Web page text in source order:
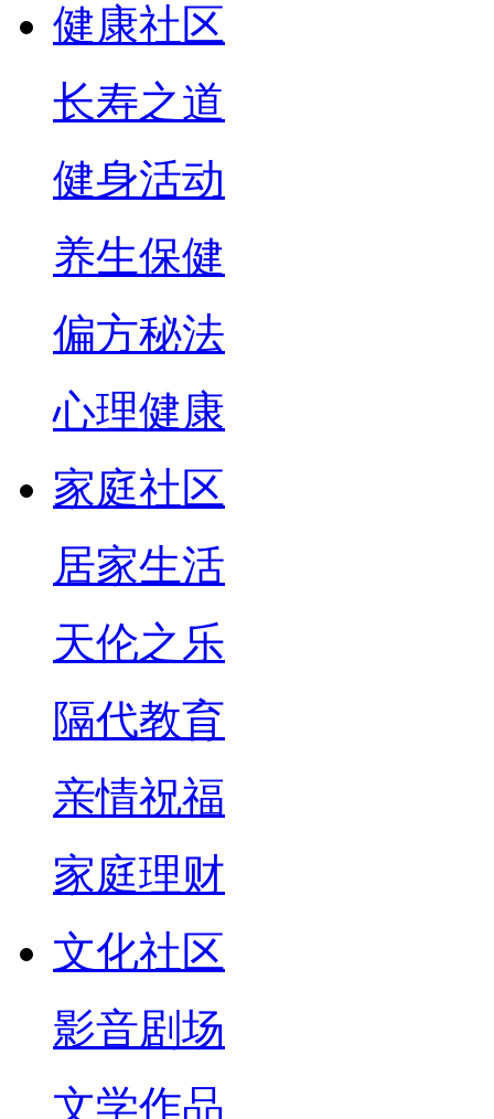
健康社区
长寿之道
健身活动
养生保健
偏方秘法
心理健康
家庭社区
居家生活
天伦之乐
隔代教育
亲情祝福
家庭理财
文化社区
影音剧场
文学作品